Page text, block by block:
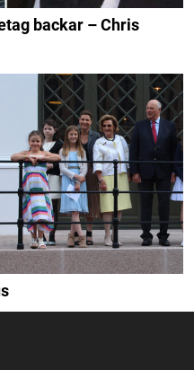
backar – Chris